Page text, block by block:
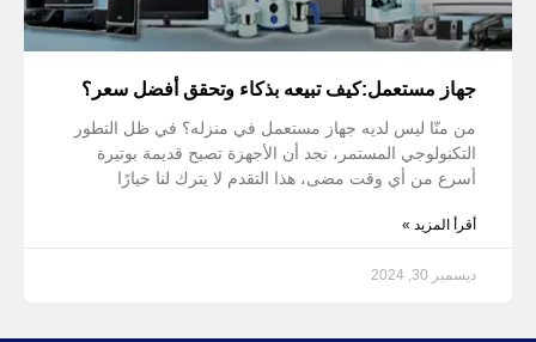
جهاز مستعمل:كيف تبيعه بذكاء وتحقق أفضل سعر؟
من منّا ليس لديه جهاز مستعمل في منزله؟ في ظل التطور
التكنولوجي المستمر، نجد أن الأجهزة تصبح قديمة بوتيرة
أسرع من أي وقت مضى، هذا التقدم لا يترك لنا خيارًا
أقرأ المزيد »
ديسمبر 30, 2024